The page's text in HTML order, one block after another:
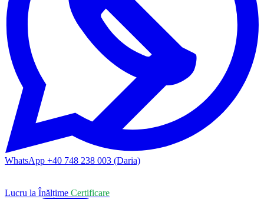
WhatsApp +40 748 238 003 (Daria)
Lucru la Înălțime Certificare